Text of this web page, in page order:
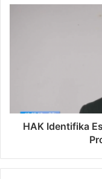
HAK Identifika